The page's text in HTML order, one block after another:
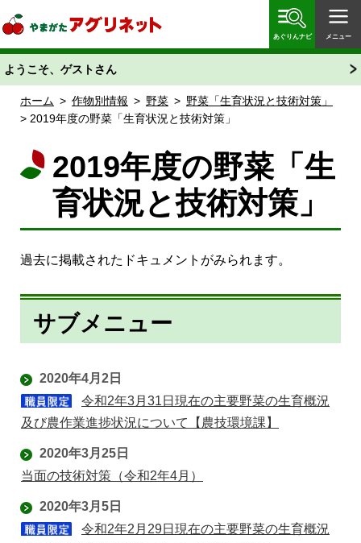
「あぐりん」
あぐりんナビ メニュー
ようこそ、ゲストさん
ホーム > 作物別情報 > 野菜 > 野菜「生育状況と技術対策」
> 2019年度の野菜「生育状況と技術対策」
2019年度の野菜「生
育状況と技術対策」
過去に掲載されたドキュメントがみられます。
サブメニュー
2020年4月2日
令和2年3月31日現在の主要野菜の生育概況
及び農作業進捗状況について【農技環境課】
2020年3月25日
当面の技術対策（令和2年4月）
2020年3月5日
令和2年2月29日現在の主要野菜の生育概況